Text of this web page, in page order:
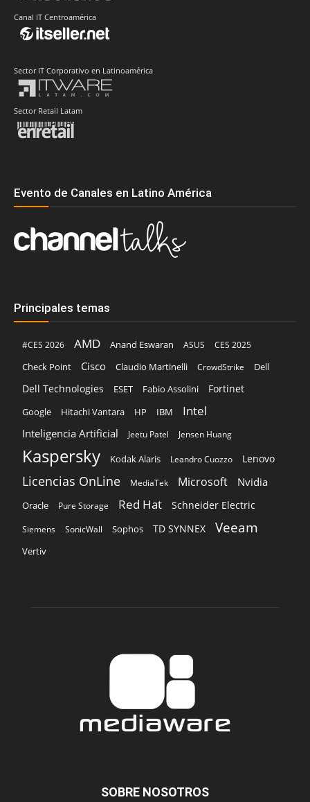
Canal IT Centroamérica
Sector IT Corporativo en Latinoamérica
Sector Retail Latam
Evento de Canales en Latino América
Principales temas
#CES 2026 AMD Anand Eswaran ASUS
CES 2025
Check Point
Cisco Claudio Martinelli CrowdStrike Dell
Dell Technologies ESET Fabio Assolini Fortinet
Google Hitachi Vantara HP IBM Intel
Inteligencia Artificial Jeetu Patel Jensen Huang
Kaspersky Kodak Alaris Leandro Cuozzo Lenovo
Licencias OnLine MediaTek Microsoft Nvidia
Oracle Pure Storage Red Hat Schneider Electric
Siemens SonicWall Sophos TD SYNNEX Veeam
Vertiv
SOBRE NOSOTROS